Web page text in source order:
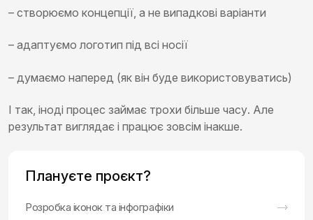
– створюємо концепції, а не випадкові варіанти
– адаптуємо логотип під всі носії
– думаємо наперед (як він буде використовуватись)
І так, іноді процес займає трохи більше часу. Але
результат виглядає і працює зовсім інакше.
Плануєте проєкт?
Розробка іконок та інфографіки